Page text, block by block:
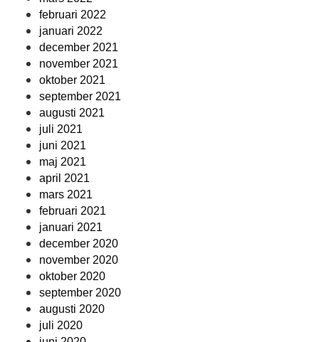
februari 2022
januari 2022
december 2021
november 2021
oktober 2021
september 2021
augusti 2021
juli 2021
juni 2021
maj 2021
april 2021
mars 2021
februari 2021
januari 2021
december 2020
november 2020
oktober 2020
september 2020
augusti 2020
juli 2020